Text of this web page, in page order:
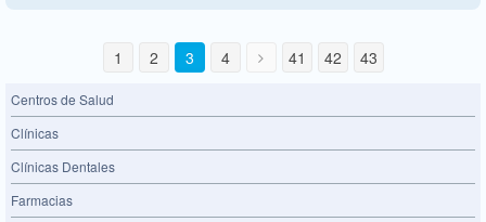
1 2 3 4 41 42 43
Centros de Salud
Clínicas
Clínicas Dentales
Farmacias